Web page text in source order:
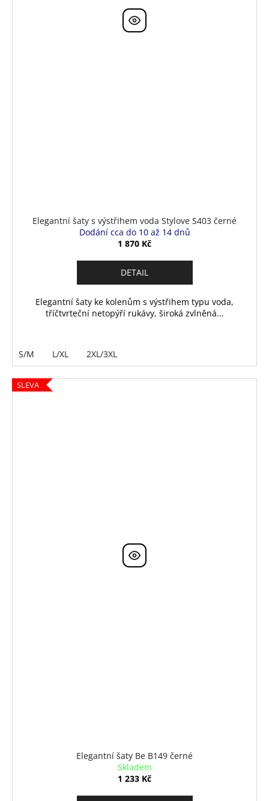
Elegantní šaty s výstřihem voda Stylove S403 černé
Dodání cca do 10 až 14 dnů
1 870 Kč
DETAIL
Elegantní šaty ke kolenům s výstřihem typu voda,
tříčtvrteční netopýří rukávy, široká zvlněná...
S/M L/XL 2XL/3XL
SLEVA
Elegantní šaty Be B149 černé
Skladem
1 233 Kč